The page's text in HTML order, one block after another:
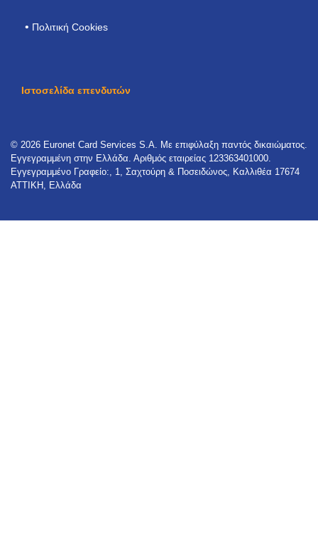
Πολιτική Cookies
Ιστοσελίδα επενδυτών
© 2026 Euronet Card Services S.A. Με επιφύλαξη παντός δικαιώματος.
Εγγεγραμμένη στην Ελλάδα. Αριθμός εταιρείας 123363401000.
Εγγεγραμμένο Γραφείο:, 1, Σαχτούρη & Ποσειδώνος, Καλλιθέα 17674
ΑΤΤΙΚΗ, Ελλάδα